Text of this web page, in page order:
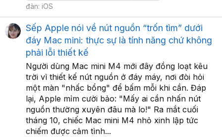
đàn: iOS
Sếp Apple nói về nút nguồn “trốn tìm” dưới
đáy Mac mini: thực sự là tính năng chứ không
phải lỗi thiết kế
Người dùng Mac mini M4 mới đây đồng loạt kêu
trời vì thiết kế nút nguồn ở đáy máy, nơi đòi hỏi
một màn "nhấc bổng" để bấm mỗi khi cần. Đáp
lại, Apple mỉm cười bảo: "Mấy ai cần nhấn nút
nguồn thường xuyên đâu mà lo!" Ra mắt cuối
tháng 10, chiếc Mac mini M4 nhỏ xinh lập tức
chiếm được cảm tình...